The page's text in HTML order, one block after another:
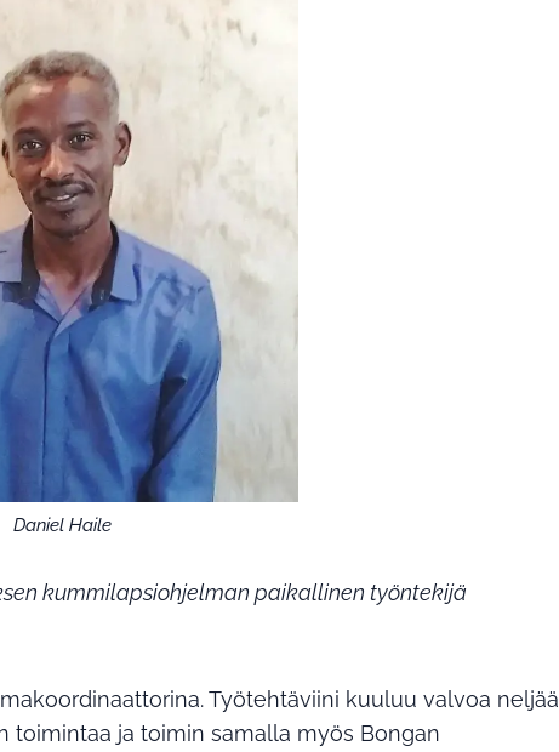
Daniel Haile
kummilapsiohjelman paikallinen työntekijä
Työtehtäviini kuuluu valvoa neljää
toimintaa ja toimin samalla myös Bongan